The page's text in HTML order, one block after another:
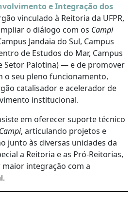
e Integração dos
vinculado à Reitoria da UFPR,
o diálogo com os Campi
Jandaia do Sul, Campus
de Estudos do Mar, Campus
Setor Palotina) — e de promover
o seu pleno funcionamento,
catalisador e acelerador de
institucional.
em oferecer suporte técnico
Campi, articulando projetos e
junto às diversas unidades da
a Reitoria e as Pró-Reitorias,
integração com a